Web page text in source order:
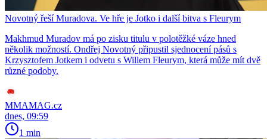
Novotný řeší Muradova. Ve hře je Jotko i další bitva s Fleurym
Makhmud Muradov má po zisku titulu v polotěžké váze hned
několik možností. Ondřej Novotný připustil sjednocení pásů s
Krzysztofem Jotkem i odvetu s Willem Fleurym, která může mít dvě
různé podoby.
MMAMAG.cz
dnes, 09:59
1 min